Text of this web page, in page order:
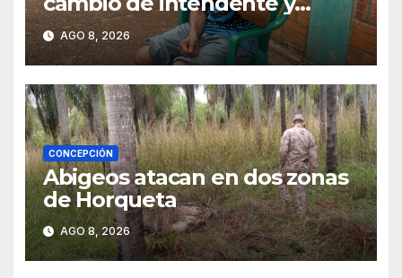
ahora vende caramelos para
subsistir
AGO 8, 2026
CONCEPCIÓN
Abigeos atacan en dos zonas
de Horqueta
AGO 8, 2026